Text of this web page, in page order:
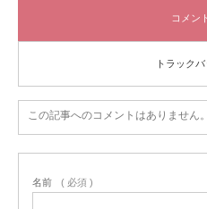
コメン
トラック
この記事へのコメントはありません。
名前 ( 必須 )